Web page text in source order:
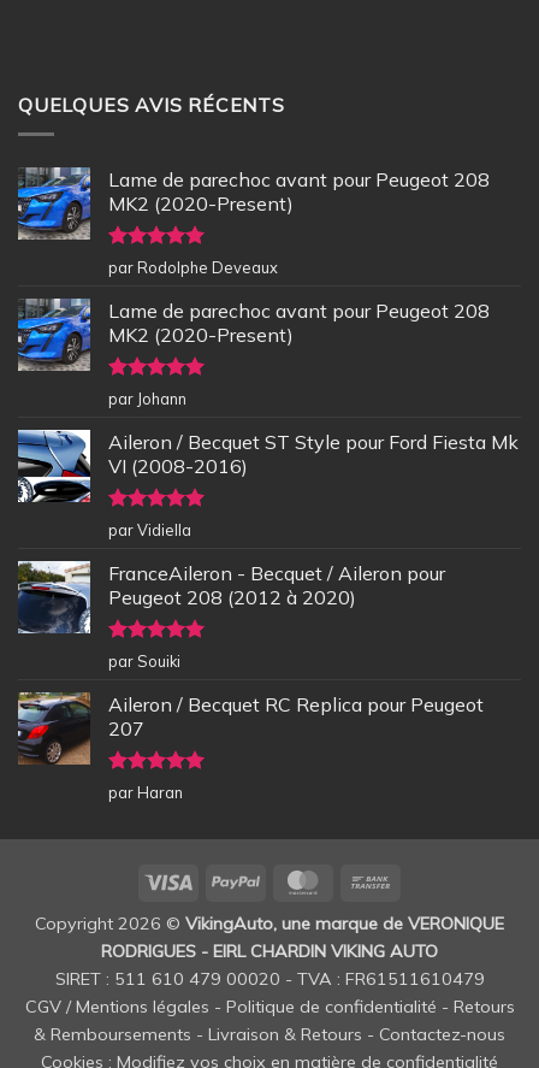
QUELQUES AVIS RÉCENTS
Lame de parechoc avant pour Peugeot 208
MK2 (2020-Present)
Note5sur
5
par Rodolphe Deveaux
Lame de parechoc avant pour Peugeot 208
MK2 (2020-Present)
Note5sur
5
par Johann
Aileron / Becquet ST Style pour Ford Fiesta Mk
VI (2008-2016)
Note5sur
5
par Vidiella
FranceAileron - Becquet / Aileron pour
Peugeot 208 (2012 à 2020)
Note5sur
5
par Souiki
Aileron / Becquet RC Replica pour Peugeot
207
Note5sur
5
par Haran
Visa PayPal MasterCard
Copyright 2026 © VikingAuto, une marque de VERONIQUE
RODRIGUES - EIRL CHARDIN VIKING AUTO
SIRET : 511 610 479 00020 - TVA : FR61511610479
CGV / Mentions légales - Politique de confidentialité - Retours
& Remboursements - Livraison & Retours - Contactez-nous
Cookies : Modifiez vos choix en matière de confidentialité